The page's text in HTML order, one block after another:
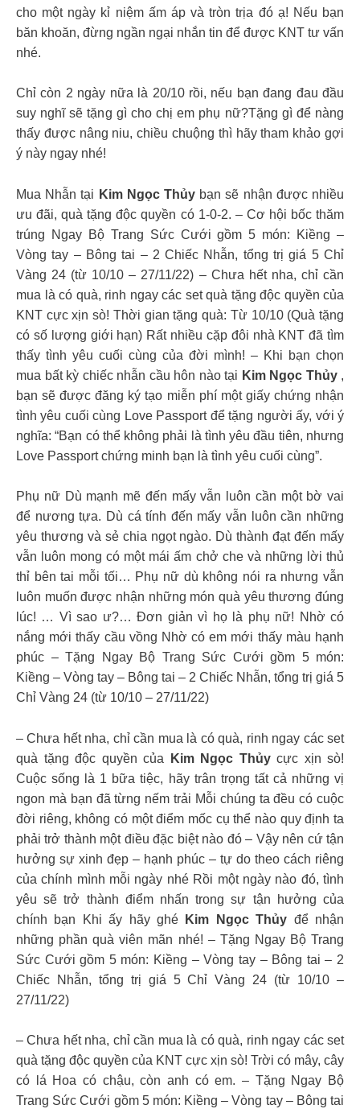
cho một ngày kỉ niệm ấm áp và tròn trịa đó ạ! Nếu bạn
băn khoăn, đừng ngần ngại nhắn tin để được KNT tư vấn
nhé.
Chỉ còn 2 ngày nữa là 20/10 rồi, nếu bạn đang đau đầu
suy nghĩ sẽ tặng gì cho chị em phụ nữ?Tặng gì để nàng
thấy được nâng niu, chiều chuộng thì hãy tham khảo gợi
ý này ngay nhé!
Mua Nhẫn tại Kim Ngọc Thủy bạn sẽ nhận được nhiều
ưu đãi, quà tặng độc quyền có 1-0-2. – Cơ hội bốc thăm
trúng Ngay Bộ Trang Sức Cưới gồm 5 món: Kiềng –
Vòng tay – Bông tai – 2 Chiếc Nhẫn, tổng trị giá 5 Chỉ
Vàng 24 (từ 10/10 – 27/11/22) – Chưa hết nha, chỉ cần
mua là có quà, rinh ngay các set quà tặng độc quyền của
KNT cực xịn sò! Thời gian tặng quà: Từ 10/10 (Quà tặng
có số lượng giới hạn) Rất nhiều cặp đôi nhà KNT đã tìm
thấy tình yêu cuối cùng của đời mình! – Khi bạn chọn
mua bất kỳ chiếc nhẫn cầu hôn nào tại Kim Ngọc Thủy ,
bạn sẽ được đăng ký tạo miễn phí một giấy chứng nhận
tình yêu cuối cùng Love Passport để tặng người ấy, với ý
nghĩa: “Bạn có thể không phải là tình yêu đầu tiên, nhưng
Love Passport chứng minh bạn là tình yêu cuối cùng”.
Phụ nữ Dù mạnh mẽ đến mấy vẫn luôn cần một bờ vai
để nương tựa. Dù cá tính đến mấy vẫn luôn cần những
yêu thương và sẻ chia ngọt ngào. Dù thành đạt đến mấy
vẫn luôn mong có một mái ấm chở che và những lời thủ
thỉ bên tai mỗi tối… Phụ nữ dù không nói ra nhưng vẫn
luôn muốn được nhận những món quà yêu thương đúng
lúc! … Vì sao ư?… Đơn giản vì họ là phụ nữ! Nhờ có
nắng mới thấy cầu vồng Nhờ có em mới thấy màu hạnh
phúc – Tặng Ngay Bộ Trang Sức Cưới gồm 5 món:
Kiềng – Vòng tay – Bông tai – 2 Chiếc Nhẫn, tổng trị giá 5
Chỉ Vàng 24 (từ 10/10 – 27/11/22)
– Chưa hết nha, chỉ cần mua là có quà, rinh ngay các set
quà tặng độc quyền của
Kim Ngọc Thủy cực xịn sò!
Cuộc sống là 1 bữa tiệc, hãy trân trọng tất cả những vị
ngon mà bạn đã từng nếm trải Mỗi chúng ta đều có cuộc
đời riêng, không có một điểm mốc cụ thể nào quy định ta
phải trở thành một điều đặc biệt nào đó – Vậy nên cứ tận
hưởng sự xinh đẹp – hạnh phúc – tự do theo cách riêng
của chính mình mỗi ngày nhé Rồi một ngày nào đó, tình
yêu sẽ trở thành điểm nhấn trong sự tận hưởng của
chính bạn Khi ấy hãy ghé
Kim Ngọc Thủy để nhận
những phần quà viên mãn nhé! – Tặng Ngay Bộ Trang
Sức Cưới gồm 5 món: Kiềng – Vòng tay – Bông tai – 2
Chiếc Nhẫn, tổng trị giá 5 Chỉ Vàng 24 (từ 10/10 –
27/11/22)
– Chưa hết nha, chỉ cần mua là có quà, rinh ngay các set
quà tặng độc quyền của KNT cực xịn sò! Trời có mây, cây
có lá Hoa có chậu, còn anh có em. – Tặng Ngay Bộ
Trang Sức Cưới gồm 5 món: Kiềng – Vòng tay – Bông tai